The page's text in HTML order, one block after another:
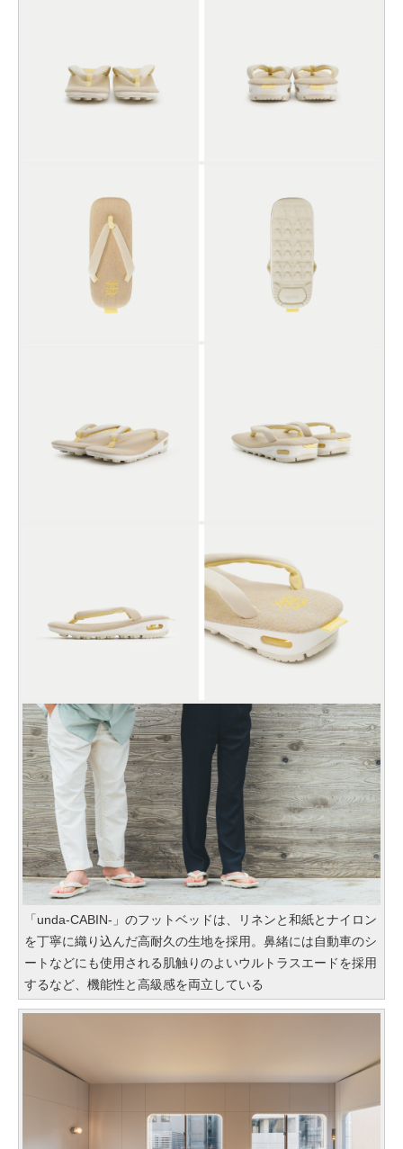
「unda-CABIN-」のフットベッドは、リネンと和紙とナイロン
を丁寧に織り込んだ高耐久の生地を採用。鼻緒には自動車のシ
ートなどにも使用される肌触りのよいウルトラスエードを採用
するなど、機能性と高級感を両立している